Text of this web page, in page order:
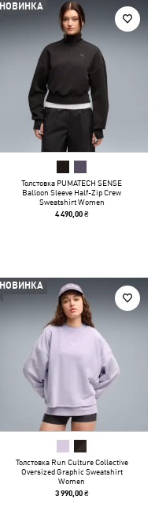
НОВИНКА
Толстовка PUMATECH SENSE
Balloon Sleeve Half-Zip Crew
Sweatshirt Women
4 490,00 ₴
НОВИНКА
Толстовка Run Culture Collective
Oversized Graphic Sweatshirt
Women
3 990,00 ₴